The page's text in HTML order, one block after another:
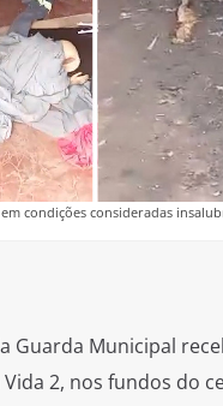
condições consideradas
Guarda Municipal
2, nos fundos do